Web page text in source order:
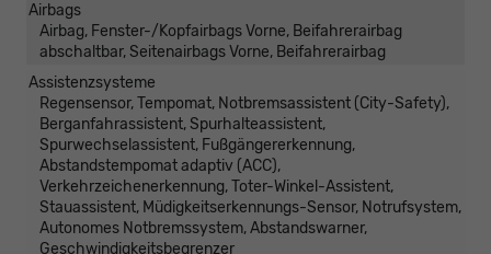
Airbags
Airbag, Fenster-/Kopfairbags Vorne, Beifahrerairbag
abschaltbar, Seitenairbags Vorne, Beifahrerairbag
Assistenzsysteme
Regensensor, Tempomat, Notbremsassistent (City-Safety),
Berganfahrassistent, Spurhalteassistent,
Spurwechselassistent, Fußgängererkennung,
Abstandstempomat adaptiv (ACC),
Verkehrzeichenerkennung, Toter-Winkel-Assistent,
Stauassistent, Müdigkeitserkennungs-Sensor, Notrufsystem,
Autonomes Notbremssystem, Abstandswarner,
Geschwindigkeitsbegrenzer